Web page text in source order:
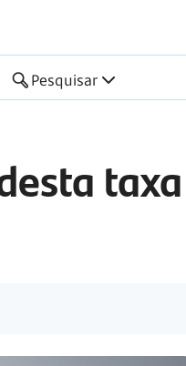
Pesquisar
taxa